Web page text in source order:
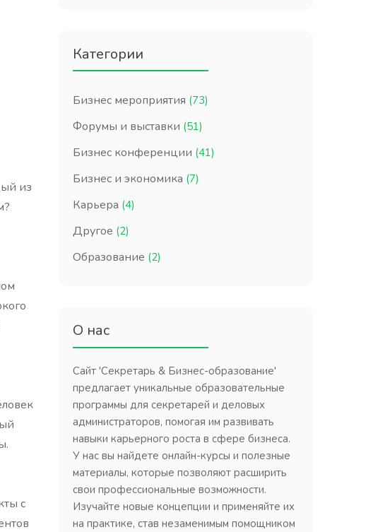
из
с
Категории
Бизнес мероприятия (73)
Форумы и выставки (51)
Бизнес конференции (41)
Бизнес и экономика (7)
Карьера (4)
Другое (2)
Образование (2)
О нас
Сайт 'Секретарь & Бизнес-образование'
предлагает уникальные образовательные
программы для секретарей и деловых
администраторов, помогая им развивать
навыки карьерного роста в сфере бизнеса.
У нас вы найдете онлайн-курсы и полезные
материалы, которые позволяют расширить
свои профессиональные возможности.
Изучайте новые концепции и применяйте их
на практике, став незаменимым помощником